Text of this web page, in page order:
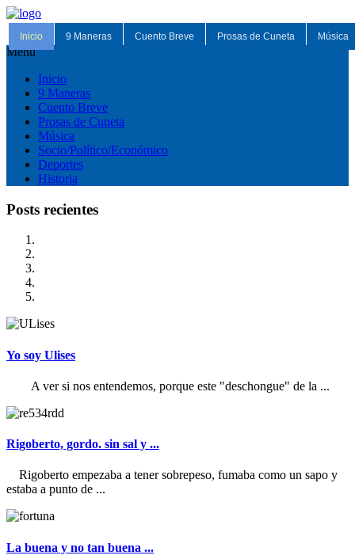
Inicio 9 Maneras Cuento Breve Prosas de Cuneta Música
Menu
Inicio
9 Maneras
Cuento Breve
Prosas de Cuneta
Música
Socio/Político/Económico
Deportes
Historia
Posts recientes
Yo soy Ulises
A ver si nos entendemos, porque este "deschongue" de la ...
Rigoberto, gordo. sin sal y ...
Rigoberto empezaba a tener sobrepeso, fumaba como un sapo y
estaba a punto de ...
La buena y no tan buena ...